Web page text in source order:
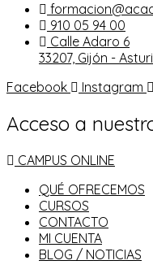
910 05 94 00
Calle Adaro 6
33207, Gijón -
Facebook
Instagram
Acceso a
CAMPUS ONLINE
QUÉ OFRECEMOS
CURSOS
CONTACTO
MI CUENTA
BLOG / NOTICIAS